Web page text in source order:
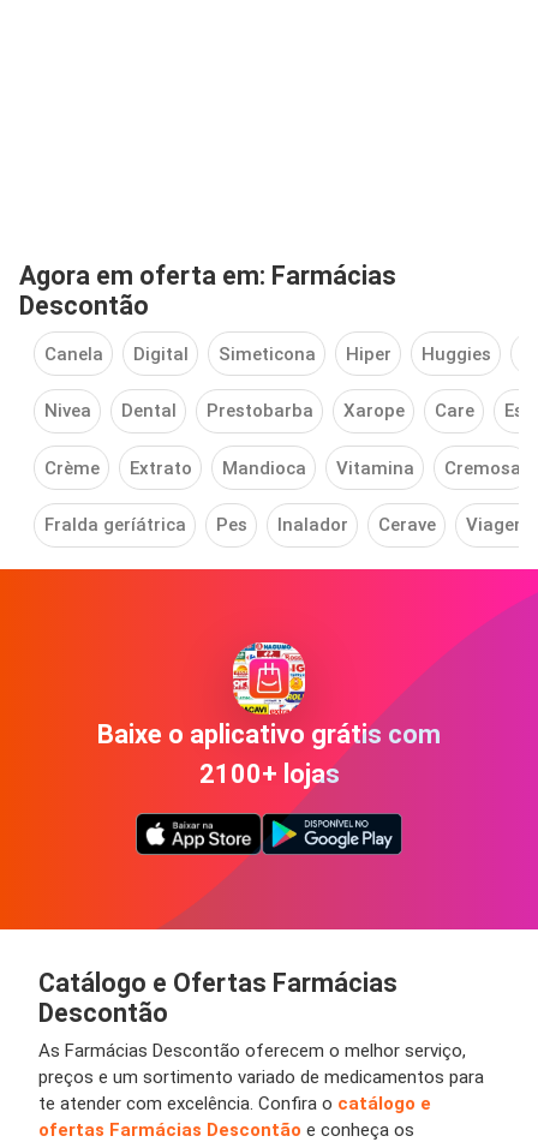
Agora em oferta em: Farmácias
Descontão
Canela Digital Simeticona Hiper Huggies
Nivea Dental Prestobarba Xarope Care
Crème Extrato Mandioca Vitamina Cremosa
Fralda geríátrica Pes Inalador Cerave Viagem
Baixe o aplicativo grátis com
2100+ lojas
Catálogo e Ofertas Farmácias
Descontão
As Farmácias Descontão oferecem o melhor serviço,
preços e um sortimento variado de medicamentos para
te atender com excelência. Confira o catálogo e
ofertas Farmácias Descontão e conheça os